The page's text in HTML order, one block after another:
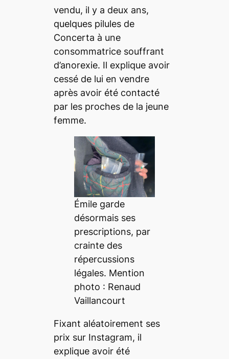
vendu, il y a deux ans,
quelques pilules de
Concerta à une
consommatrice souffrant
d’anorexie. Il explique avoir
cessé de lui en vendre
après avoir été contacté
par les proches de la jeune
femme.
Émile garde
désormais ses
prescriptions, par
crainte des
répercussions
légales. Mention
photo : Renaud
Vaillancourt
Fixant aléatoirement ses
prix sur Instagram, il
explique avoir été